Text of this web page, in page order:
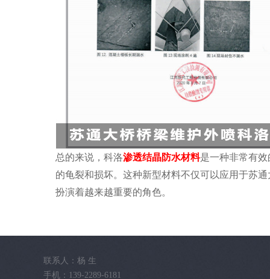
总的来说，科洛渗透结晶防水材料是一种非常有
的龟裂和损坏。这种新型材料不仅可以应用于苏
扮演着越来越重要的角色。
联系人：杨 生
手机：139-2289-6181